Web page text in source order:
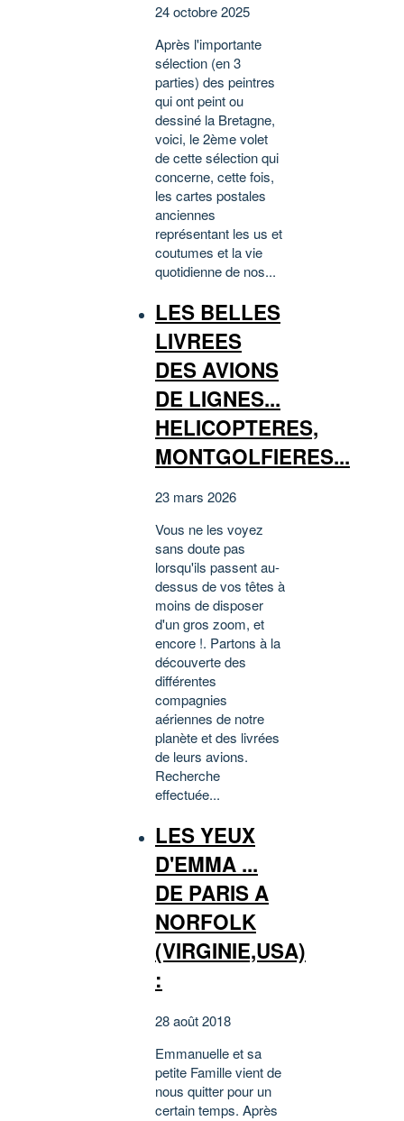
24 octobre 2025
Après l'importante
sélection (en 3
parties) des peintres
qui ont peint ou
dessiné la Bretagne,
voici, le 2ème volet
de cette sélection qui
concerne, cette fois,
les cartes postales
anciennes
représentant les us et
coutumes et la vie
quotidienne de nos...
LES BELLES
LIVREES
DES AVIONS
DE LIGNES...
HELICOPTERES,
MONTGOLFIERES...
23 mars 2026
Vous ne les voyez
sans doute pas
lorsqu'ils passent au-
dessus de vos têtes à
moins de disposer
d'un gros zoom, et
encore !. Partons à la
découverte des
différentes
compagnies
aériennes de notre
planète et des livrées
de leurs avions.
Recherche
effectuée...
LES YEUX
D'EMMA ...
DE PARIS A
NORFOLK
(VIRGINIE,USA)
:
28 août 2018
Emmanuelle et sa
petite Famille vient de
nous quitter pour un
certain temps. Après